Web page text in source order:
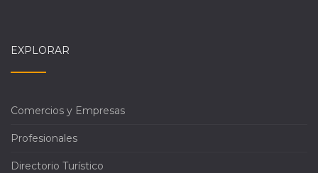
EXPLORAR
Comercios y Empresas
Profesionales
Directorio Turístico